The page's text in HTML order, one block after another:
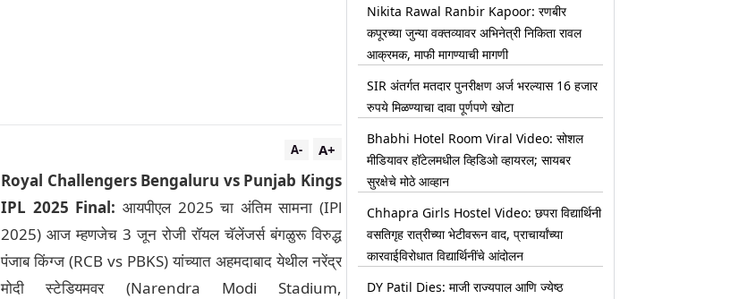
A+
A-
Royal Challengers Bengaluru vs Punjab Kings
IPL 2025 Final: आयपीएल 2025 चा अंतिम सामना (IPl
2025) आज म्हणजेच 3 जून रोजी रॉयल चॅलेंजर्स बंगळुरू विरुद्ध
पंजाब किंग्ज (RCB vs PBKS) यांच्यात अहमदाबाद येथील नरेंद्र
मोदी स्टेडियमवर (Narendra Modi Stadium,
Nikita Rawal Ranbir Kapoor: रणबीर
कपूरच्या जुन्या वक्तव्यावर अभिनेत्री निकिता रावल
आक्रमक, माफी मागण्याची मागणी
SIR अंतर्गत मतदार पुनरीक्षण अर्ज भरल्यास 16 हजार
रुपये मिळण्याचा दावा पूर्णपणे खोटा
Bhabhi Hotel Room Viral Video: सोशल
मीडियावर हॉटेलमधील व्हिडिओ व्हायरल; सायबर
सुरक्षेचे मोठे आव्हान
Chhapra Girls Hostel Video: छपरा विद्यार्थिनी
वसतिगृह रात्रीच्या भेटीवरून वाद, प्राचार्यांच्या
कारवाईविरोधात विद्यार्थिनींचे आंदोलन
DY Patil Dies: माजी राज्यपाल आणि ज्येष्ठ